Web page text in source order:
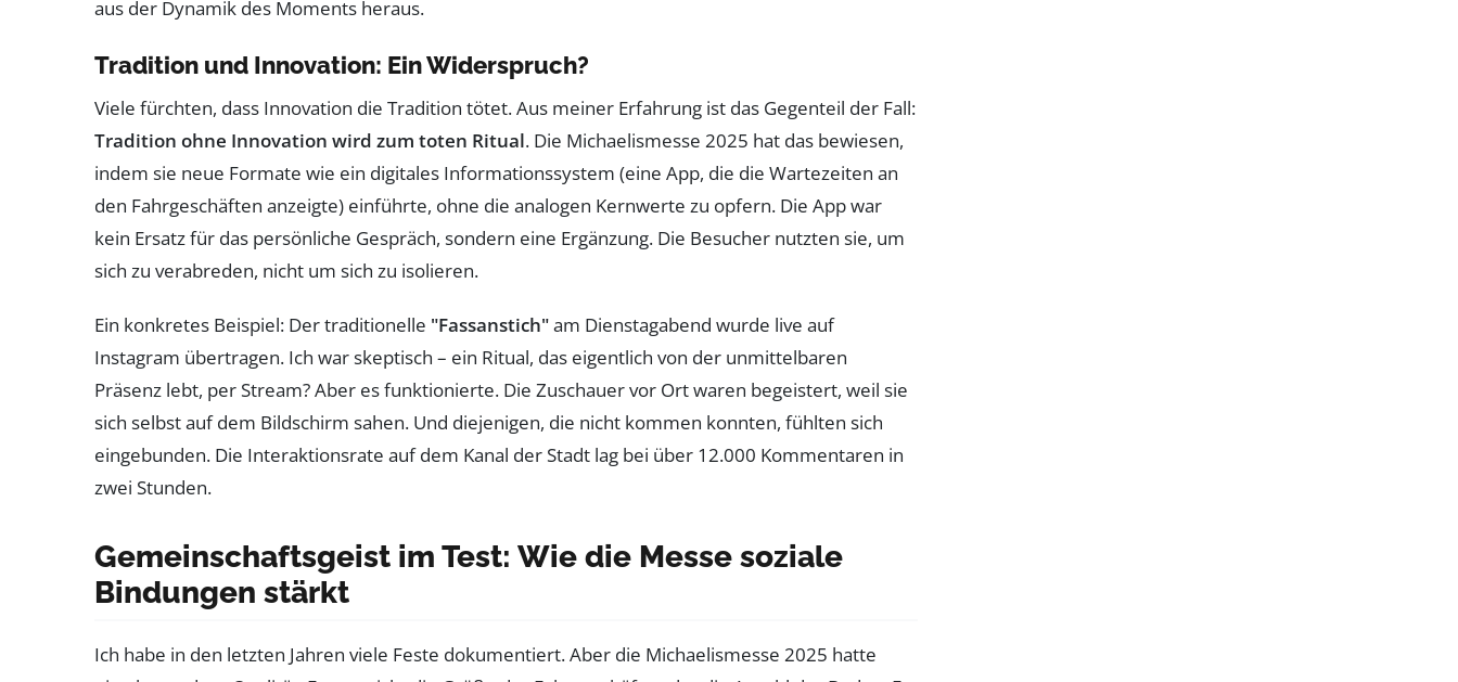
aus der Dynamik des Moments heraus.
Tradition und Innovation: Ein Widerspruch?
Viele fürchten, dass Innovation die Tradition tötet. Aus meiner Erfahrung ist das Gegenteil der Fall:
Tradition ohne Innovation wird zum toten Ritual. Die Michaelismesse 2025 hat das bewiesen,
indem sie neue Formate wie ein digitales Informationssystem (eine App, die die Wartezeiten an
den Fahrgeschäften anzeigte) einführte, ohne die analogen Kernwerte zu opfern. Die App war
kein Ersatz für das persönliche Gespräch, sondern eine Ergänzung. Die Besucher nutzten sie, um
sich zu verabreden, nicht um sich zu isolieren.
Ein konkretes Beispiel: Der traditionelle "Fassanstich"am Dienstagabend wurde live auf
Instagram übertragen. Ich war skeptisch – ein Ritual, das eigentlich von der unmittelbaren
Präsenz lebt, per Stream? Aber es funktionierte. Die Zuschauer vor Ort waren begeistert, weil sie
sich selbst auf dem Bildschirm sahen. Und diejenigen, die nicht kommen konnten, fühlten sich
eingebunden. Die Interaktionsrate auf dem Kanal der Stadt lag bei über 12.000 Kommentaren in
zwei Stunden.
Gemeinschaftsgeist im Test: Wie die Messe soziale
Bindungen stärkt
Ich habe in den letzten Jahren viele Feste dokumentiert. Aber die Michaelismesse 2025 hatte